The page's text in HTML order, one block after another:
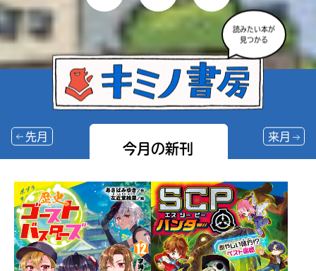
読みたい本が
見つかる
今月の新刊
先月 来月